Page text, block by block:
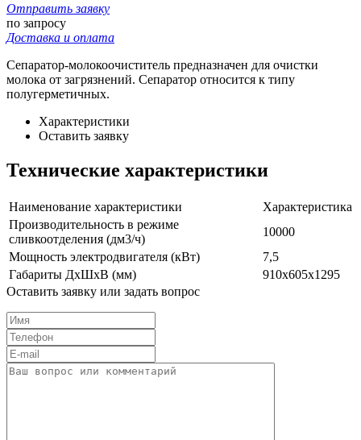
Отправить заявку
по запросу
Доставка и оплата
Сепаратор-молокоочиститель предназначен для очистки
молока от загрязнений. Сепаратор относится к типу
полугерметичных.
Характеристики
Оставить заявку
Технические характеристики
Наименование характеристики
Характеристика
Производительность в режиме
сливкоотделения (дм3/ч)
10000
Мощность электродвигателя (кВт)
7,5
Габариты ДxШxВ (мм)
910x605x1295
Оставить заявку или задать вопрос